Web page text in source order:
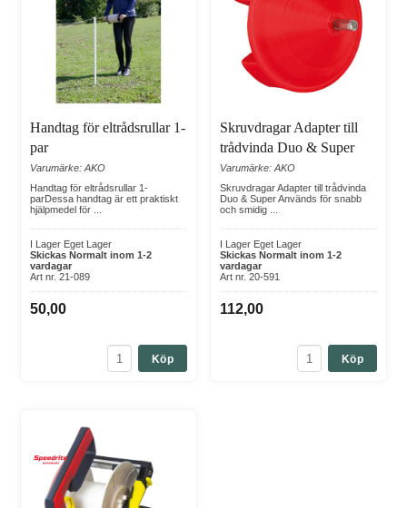
Handtag för eltrådsrullar 1-
par
Varumärke: AKO
Handtag för eltrådsrullar 1-
parDessa handtag är ett praktiskt
hjälpmedel för ...
I Lager Eget Lager
Skickas Normalt inom 1-2
vardagar
Art nr. 21-089
50,00
Köp
Skruvdragar Adapter till
trådvinda Duo & Super
Varumärke: AKO
Skruvdragar Adapter till trådvinda
Duo & Super Används för snabb
och smidig ...
I Lager Eget Lager
Skickas Normalt inom 1-2
vardagar
Art nr. 20-591
112,00
Köp